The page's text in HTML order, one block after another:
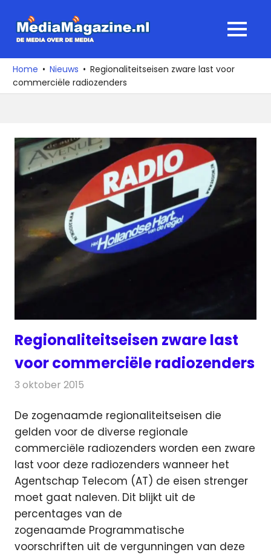
naar
media
over
de
MENU
Home Nieuws
Regionaliteitseisen zware last voor
commerciële radiozenders
Regionaliteitseisen zware last
voor commerciële radiozenders
3 oktober 2015
De zogenaamde regionaliteitseisen die
gelden voor de diverse regionale
commerciële radiozenders worden een zware
last voor deze radiozenders wanneer het
Agentschap Telecom (AT) de eisen strenger
moet gaat naleven. Dit blijkt uit de
percentages van de
zogenaamde Programmatische
voorschriften uit de vergunningen van deze